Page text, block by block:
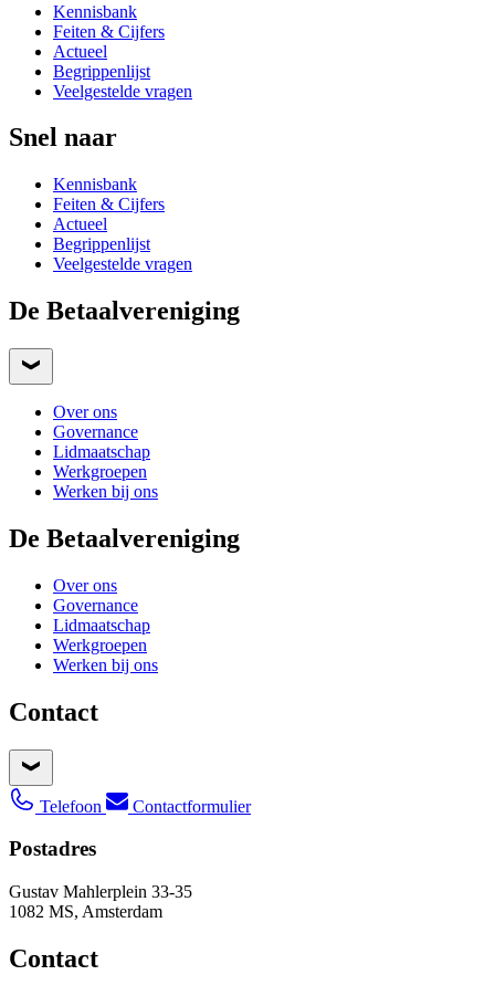
Kennisbank
Feiten & Cijfers
Actueel
Begrippenlijst
Veelgestelde vragen
Snel naar
Kennisbank
Feiten & Cijfers
Actueel
Begrippenlijst
Veelgestelde vragen
De Betaalvereniging
Over ons
Governance
Lidmaatschap
Werkgroepen
Werken bij ons
De Betaalvereniging
Over ons
Governance
Lidmaatschap
Werkgroepen
Werken bij ons
Contact
Telefoon Contactformulier
Postadres
Gustav Mahlerplein 33-35
1082 MS, Amsterdam
Contact